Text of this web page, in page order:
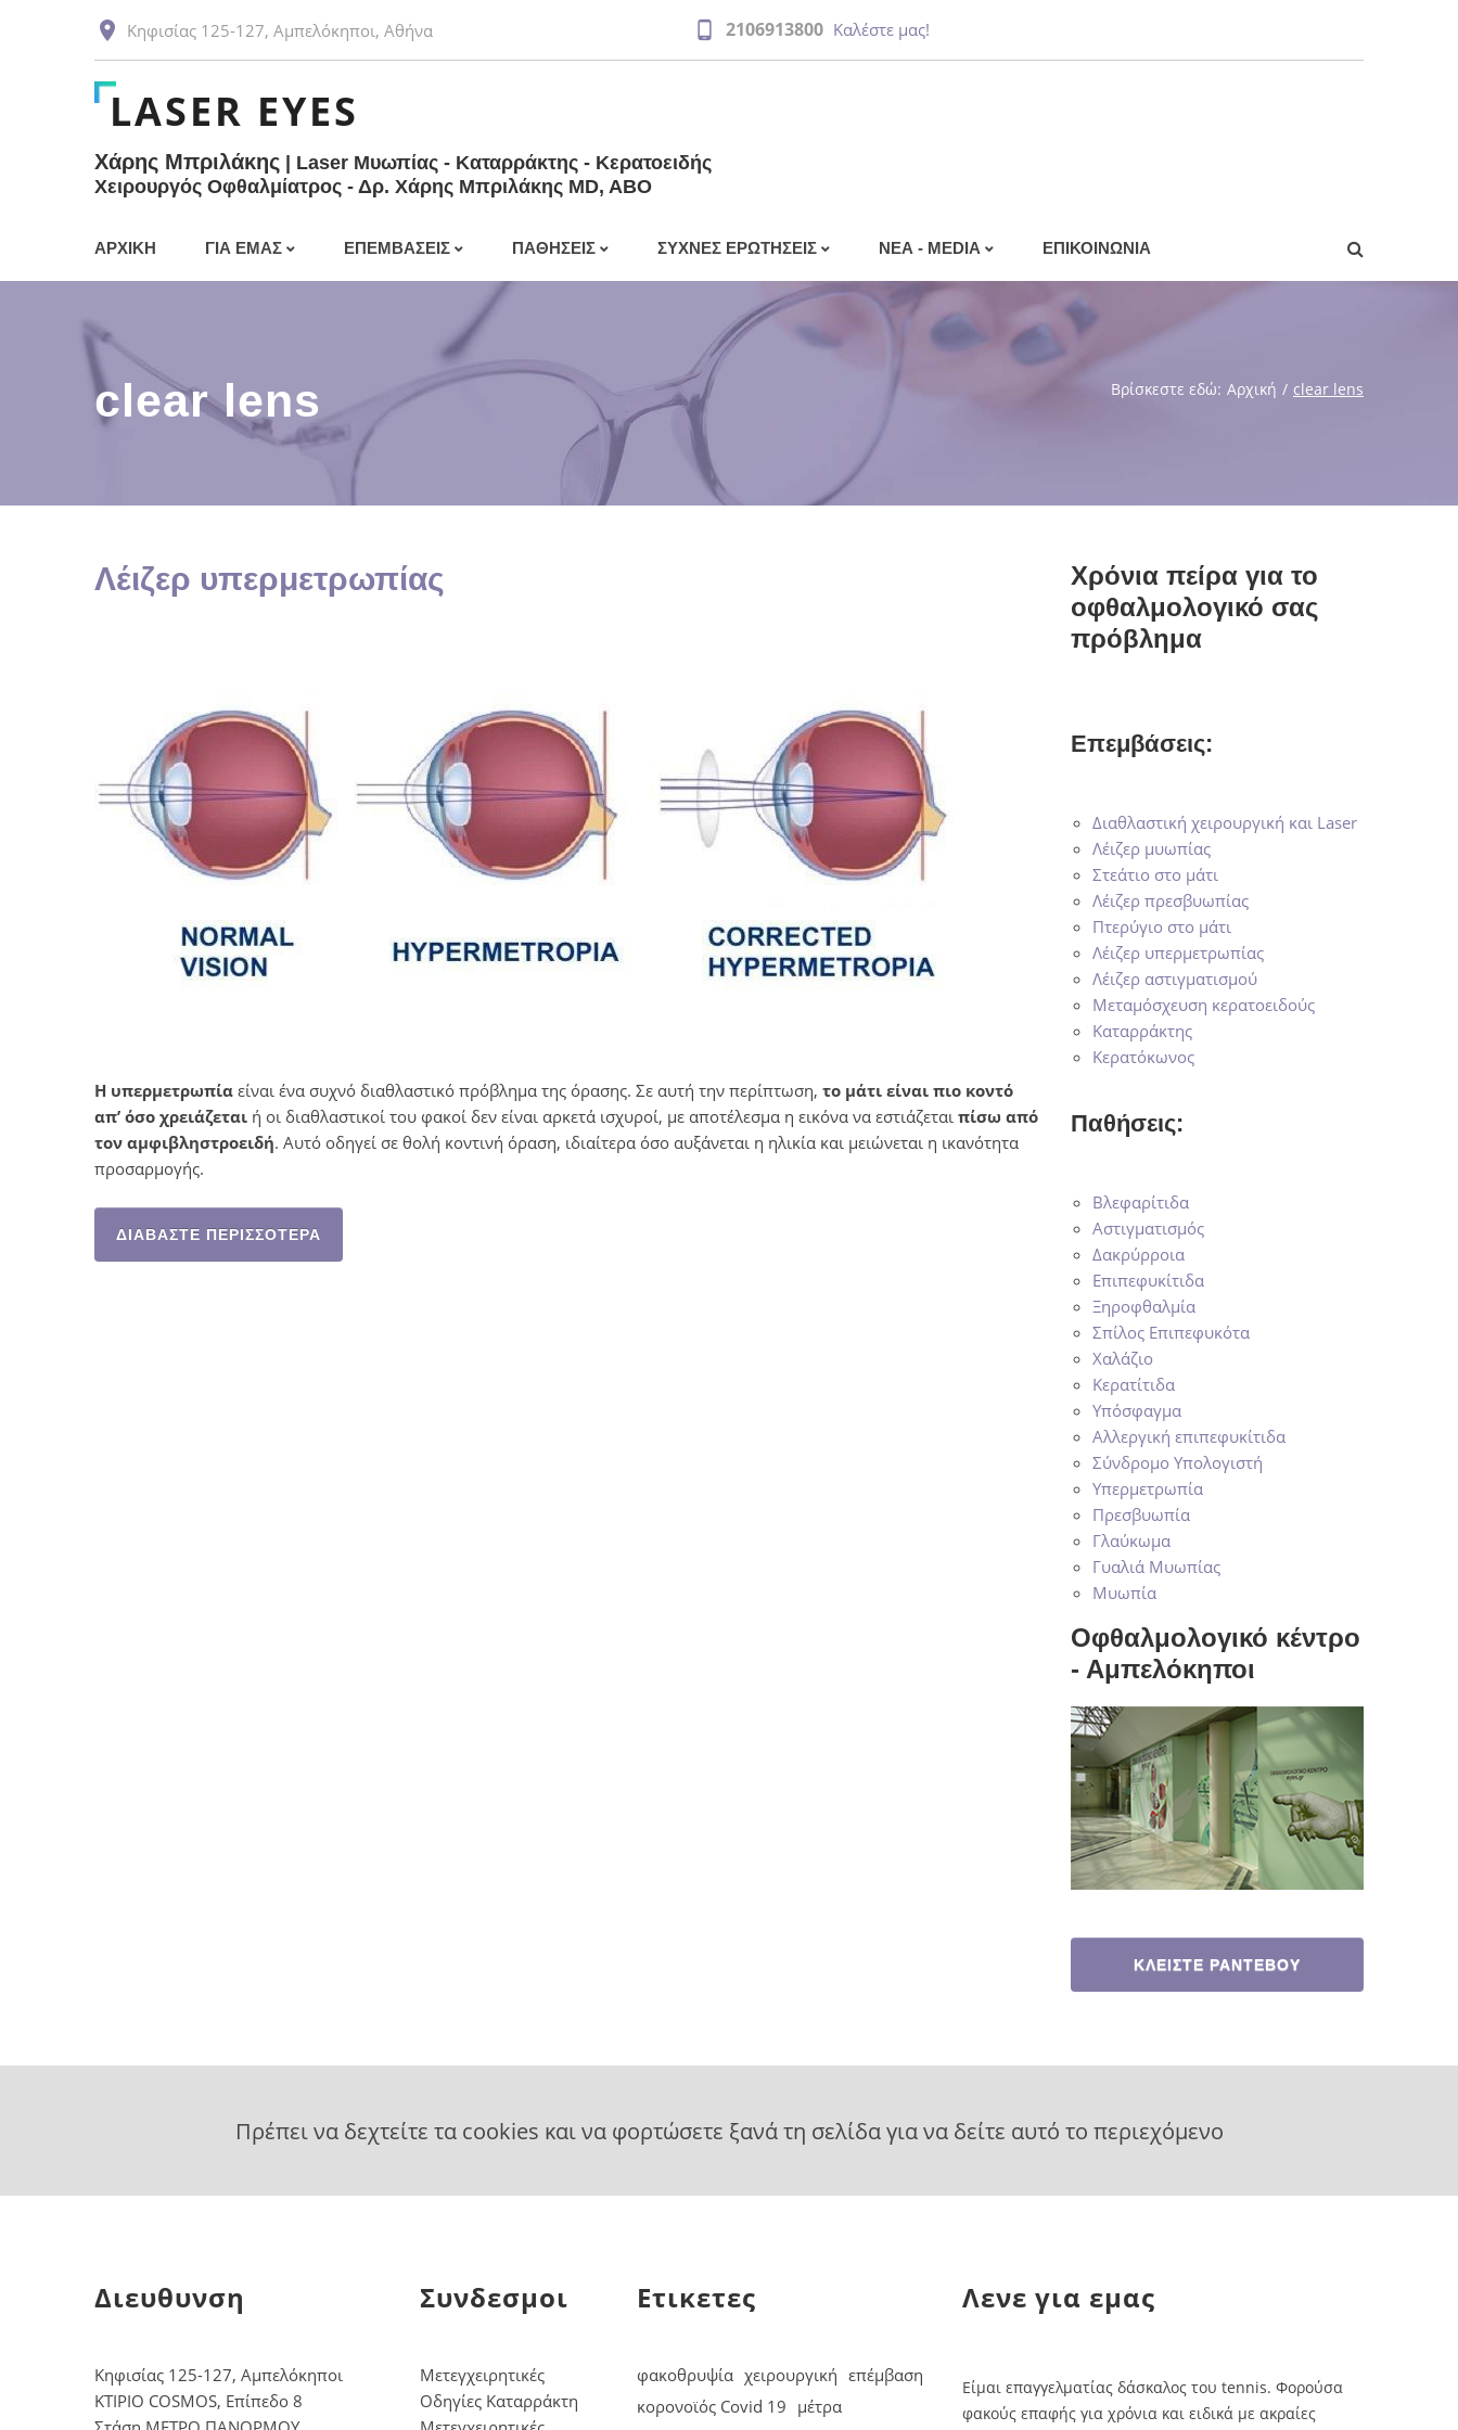
Κηφισίας 125-127, Αμπελόκηποι, Αθήνα 2106913800 Καλέστε μας!
LASER EYES
Χάρης Μπριλάκης | Laser Μυωπίας - Καταρράκτης - Κερατοειδής
Χειρουργός Οφθαλμίατρος - Δρ. Χάρης Μπριλάκης MD, ABO
ΑΡΧΙΚΗ ΓΙΑ ΕΜΑΣ
Αμπελόκηποι
ΕΠΕΜΒΆΣΕΙΣ
Διαθλαστική χειρουργική και
Λέιζερ μυωπίας
Στεάτιο στο μάτι
Λέιζερ υπερμετρωπίας
Κερατόκωνος
ΠΑΘΗΣΕΙΣ
Δακρύρροια
Επιπεφυκίτιδα
Ξηροφθαλμία
Αλλεργική επιπεφυκίτιδα
Σύνδρομο Υπολογιστή
Υπερμετρωπία
Πρεσβυωπία
Γλαύκωμα
Μυωπία
ΣΥΧΝΕΣ ΕΡΩΤΗΣΕΙΣ
Μετεγχειρητικές Οδηγίες
Καταρράκτη
Μετεγχειρητικές Οδηγίες Laser
ΝΕΑ - MEDIA
TV - Radio
ΕΠΙΚΟΙΝΩΝΙΑ
clear lens Βρίσκεστε εδώ: Αρχική / clear lens
Λέιζερ υπερμετρωπίας
Η υπερμετρωπία είναι ένα συχνό διαθλαστικό πρόβλημα της όρασης. Σε αυτή την περίπτωση, το μάτι είναι πιο κοντό
απ’ όσο χρειάζεται ή οι διαθλαστικοί του φακοί δεν είναι αρκετά ισχυροί, με αποτέλεσμα η εικόνα να εστιάζεται πίσω από
τον αμφιβληστροειδή. Αυτό οδηγεί σε θολή κοντινή όραση, ιδιαίτερα όσο αυξάνεται η ηλικία και μειώνεται η ικανότητα
προσαρμογής.
ΔΙΑΒΆΣΤΕ ΠΕΡΙΣΣΌΤΕΡΑ
Χρόνια πείρα για το
οφθαλμολογικό σας
πρόβλημα
Επεμβάσεις:
Διαθλαστική χειρουργική και Laser
Λέιζερ μυωπίας
Στεάτιο στο μάτι
Λέιζερ πρεσβυωπίας
Πτερύγιο στο μάτι
Λέιζερ υπερμετρωπίας
Λέιζερ αστιγματισμού
Μεταμόσχευση κερατοειδούς
Καταρράκτης
Κερατόκωνος
Παθήσεις:
Βλεφαρίτιδα
Αστιγματισμός
Δακρύρροια
Επιπεφυκίτιδα
Ξηροφθαλμία
Σπίλος Επιπεφυκότα
Χαλάζιο
Κερατίτιδα
Υπόσφαγμα
Αλλεργική επιπεφυκίτιδα
Σύνδρομο Υπολογιστή
Υπερμετρωπία
Πρεσβυωπία
Γλαύκωμα
Γυαλιά Μυωπίας
Μυωπία
Οφθαλμολογικό κέντρο
- Αμπελόκηποι
ΚΛΕΙΣΤΕ ΡΑΝΤΕΒΟΥ
Πρέπει να δεχτείτε τα cookies και να φορτώσετε ξανά τη σελίδα για να δείτε αυτό το περιεχόμενο
Διευθυνση
Κηφισίας 125-127, Αμπελόκηποι
ΚΤΙΡΙΟ COSMOS, Επίπεδο 8
Συνδεσμοι
Μετεγχειρητικές
Οδηγίες Καταρράκτη
Ετικετες
φακοθρυψία χειρουργική επέμβαση
κορονοϊός Covid 19 μέτρα
Λενε για εμας
Είμαι επαγγελματίας δάσκαλος του tennis. Φορούσα
φακούς επαφής για χρόνια και ειδικά με ακραίες
Είμαι επαγγελματίας δάσκαλος του tennis. Φορούσα
φακούς επαφής για χρόνια και ειδικά με ακραίες
Είμαι επαγγελματίας δάσκαλος του tennis. Φορούσα
φακούς επαφής για χρόνια και ειδικά με ακραίες